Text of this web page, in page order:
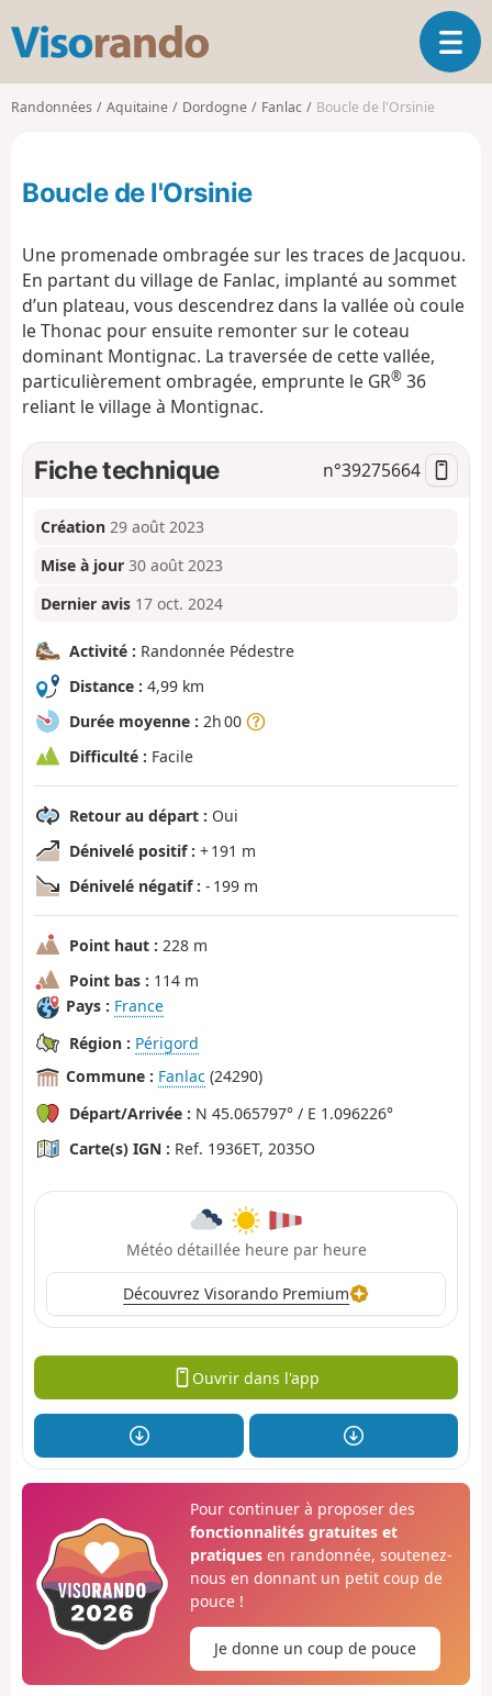
s
o
O
u
a
v
i
n
Randonnées Aquitaine Dordogne Fanlac Boucle de l'Orsinie
Boucle de l'Orsinie
Une promenade ombragée sur les traces de Jacquou.
En partant du village de Fanlac, implanté au sommet
d’un plateau, vous descendrez dans la vallée où coule
le Thonac pour ensuite remonter sur le coteau
dominant Montignac. La traversée de cette vallée,
particulièrement ombragée, emprunte le GR® 36
reliant le village à Montignac.
Fiche technique n°39275664
Création 29 août 2023
Mise à jour 30 août 2023
Dernier avis 17 oct. 2024
Activité : Randonnée Pédestre
Distance : 4,99 km
Durée moyenne : 2h 00
Difficulté : Facile
Retour au départ : Oui
Dénivelé positif : + 191 m
Dénivelé négatif : - 199 m
Point haut : 228 m
Point bas : 114 m
Pays : France
Région : Périgord
Commune : Fanlac (24290)
Départ/Arrivée : N 45.065797° / E 1.096226°
Carte(s) IGN : Ref. 1936ET, 2035O
Météo détaillée heure par heure
Découvrez Visorando Premium
Ouvrir dans l'app
Pour continuer à proposer des
fonctionnalités gratuites et
pratiquesen randonnée, soutenez-
nous en donnant un petit coup de
pouce !
Je donne un coup de pouce